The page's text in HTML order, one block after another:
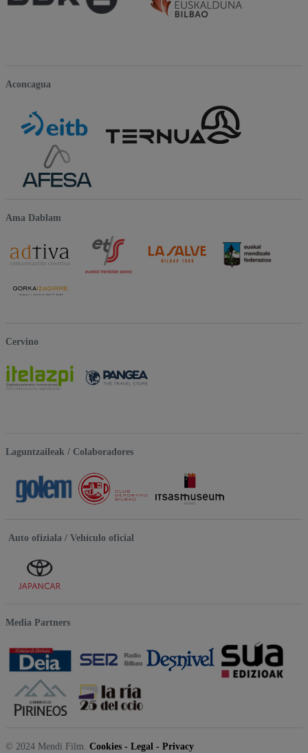
Aconcagua
Ama Dablam
Cervino
Laguntzaileak / Colaboradores
Auto ofiziala / Vehículo oficial
Media Partners
© 2024 Mendi Film. Cookies - Legal - Privacy